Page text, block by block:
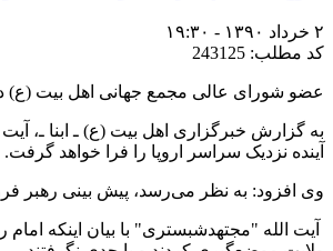
۲ خرداد ۱۳۹۰ - ۱۹:۳۰
کد مطلب: 243125
عضو شورای عالی مجمع جهانی اهل بیت (ع) در
به گزارش خبرگزاری اهل بیت (ع) ـ ابنا ـ،
آینده نزدیک سراسر اروپا را فرا خواهد گرفت.
وی افزود: به نظر می‌رسد، پیش بینی رهبر
آیت ‌الله "مجتهدشبستری" با بیان اینکه